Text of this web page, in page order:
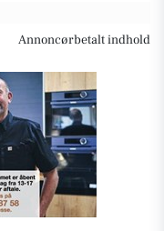
Annoncørbetalt indhold